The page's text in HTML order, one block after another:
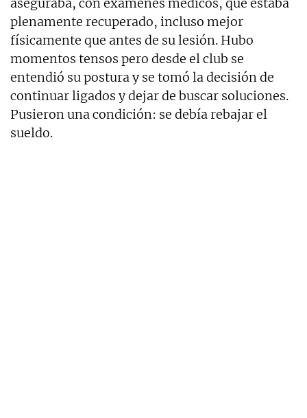
plenamente recuperado, incluso mejor
físicamente que antes de su lesión. Hubo
momentos tensos pero desde el club se
entendió su postura y se tomó la decisión de
continuar ligados y dejar de buscar soluciones.
Pusieron una condición: se debía rebajar el
sueldo.